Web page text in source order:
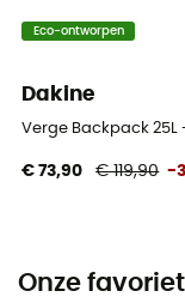
Eco-ontworpen
Dakine
Verge Backpack 25L
€ 73,90 € 119,90 -
Onze